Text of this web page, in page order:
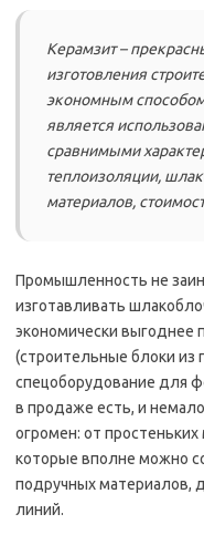
Керамзит –
изготовления
экономным способом
является
сравнимыми
теплоизоляции,
материалов,
Промышленность не
изготавливать
экономически выгоднее
(строительные блоки из
спецоборудование для
в продаже есть, и
огромен: от
которые вполне можно
подручных материалов,
линий.